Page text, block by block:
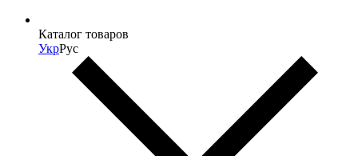
Каталог товаров
УкрРус